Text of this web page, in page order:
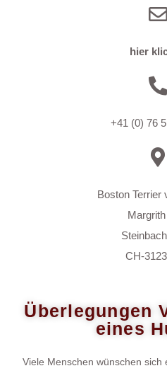
hier
+41 (0) 76
Boston Terrier
CH-
Überlegungen
eines
Viele Menschen wünschen